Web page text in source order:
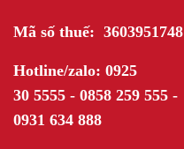
Mã số thuế: 3603951748
Hotline/zalo: 0925
30 5555 - 0858 259 555 -
0931 634 888